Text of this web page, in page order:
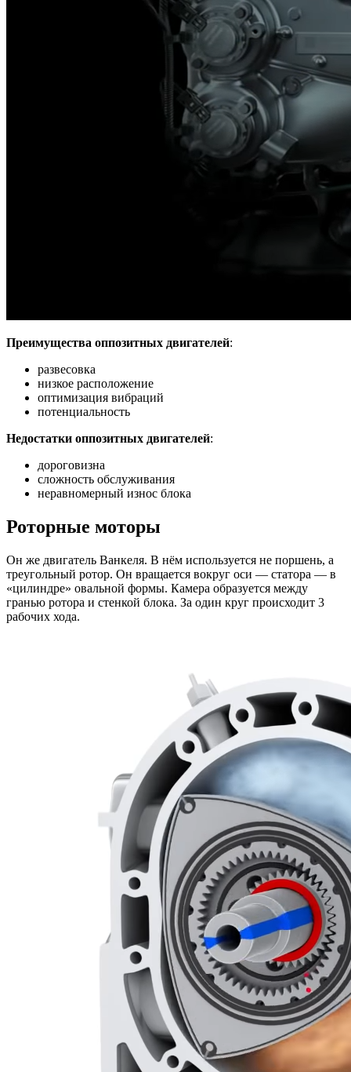
Преимущества оппозитных двигателей:
развесовка
низкое расположение
оптимизация вибраций
потенциальность
Недостатки оппозитных двигателей:
дороговизна
сложность обслуживания
неравномерный износ блока
Роторные моторы
Он же двигатель Ванкеля. В нём используется не поршень, а
треугольный ротор. Он вращается вокруг оси — статора — в
«цилиндре» овальной формы. Камера образуется между
гранью ротора и стенкой блока. За один круг происходит 3
рабочих хода.